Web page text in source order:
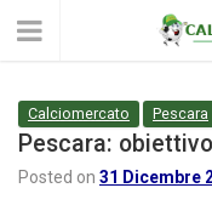
Calciomercato Pescara
Pescara:
Posted on 31 Dicembre